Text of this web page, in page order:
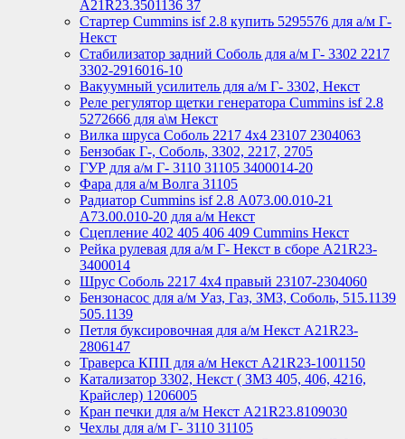
A21R23.3501136 37
Стартер Cummins isf 2.8 купить 5295576 для а/м Г-
Некст
Стабилизатор задний Соболь для а/м Г- 3302 2217
3302-2916016-10
Вакуумный усилитель для а/м Г- 3302, Некст
Реле регулятор щетки генератора Cummins isf 2.8
5272666 для а\м Некст
Вилка шруса Соболь 2217 4х4 23107 2304063
Бензобак Г-, Соболь, 3302, 2217, 2705
ГУР для а/м Г- 3110 31105 3400014-20
Фара для а/м Волга 31105
Радиатор Cummins isf 2.8 А073.00.010-21
А73.00.010-20 для а/м Некст
Сцепление 402 405 406 409 Cummins Некст
Рейка рулевая для а/м Г- Некст в сборе А21R23-
3400014
Шрус Соболь 2217 4х4 правый 23107-2304060
Бензонасос для а/м Уаз, Газ, ЗМЗ, Соболь, 515.1139
505.1139
Петля буксировочная для а/м Некст A21R23-
2806147
Траверса КПП для а/м Некст A21R23-1001150
Катализатор 3302, Некст ( ЗМЗ 405, 406, 4216,
Крайслер) 1206005
Кран печки для а/м Некст A21R23.8109030
Чехлы для а/м Г- 3110 31105